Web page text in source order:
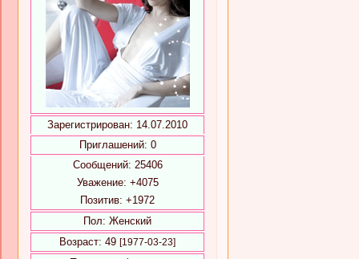
Зарегистрирован: 14.07.2010
Приглашений: 0
Сообщений: 25406
Уважение: +4075
Позитив: +1972
Пол: Женский
Возраст: 49 [1977-03-23]